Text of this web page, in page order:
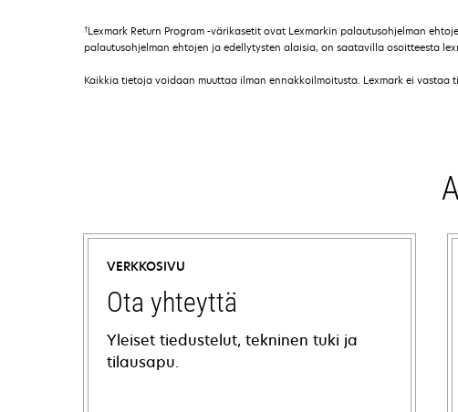
†Lexmark Return Program -värikasetit ovat Lexmarkin palautusohjelman
palautusohjelman ehtojen ja edellytysten alaisia, on saatavilla osoitteesta
Kaikkia tietoja voidaan muuttaa ilman ennakkoilmoitusta. Lexmark ei vastaa
VERKKOSIVU
Ota yhteyttä
Yleiset tiedustelut, tekninen tuki ja
tilausapu.